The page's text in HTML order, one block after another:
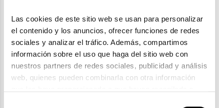
Las cookies de este sitio web se usan para personalizar
el contenido y los anuncios, ofrecer funciones de redes
sociales y analizar el tráfico. Además, compartimos
información sobre el uso que haga del sitio web con
nuestros partners de redes sociales, publicidad y análisis
web, quienes pueden combinarla con otra información